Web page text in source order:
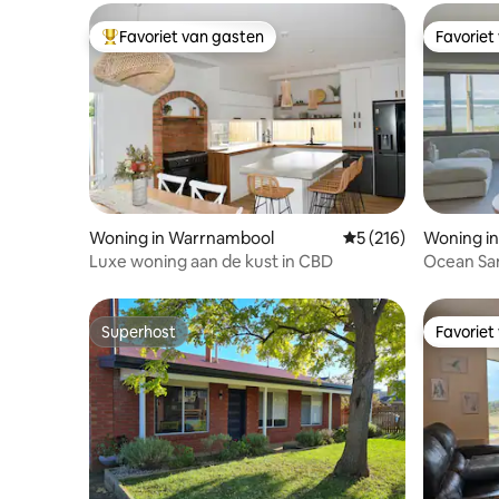
Topfavoriet van gasten
Favoriet van gasten
Woning in Warrnambool Gemiddelde
5 (216)
Luxe woning aan de kust in CBD
Woning
Ocean
Superhost
Superhost